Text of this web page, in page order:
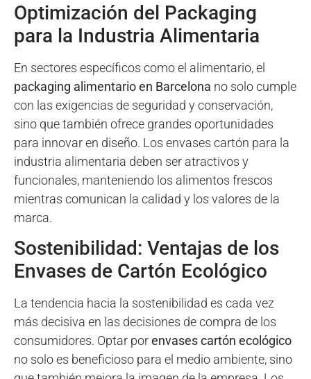
Optimización del Packaging
para la Industria Alimentaria
En sectores específicos como el alimentario, el
packaging alimentario en Barcelona no solo cumple
con las exigencias de seguridad y conservación,
sino que también ofrece grandes oportunidades
para innovar en diseño. Los envases cartón para la
industria alimentaria deben ser atractivos y
funcionales, manteniendo los alimentos frescos
mientras comunican la calidad y los valores de la
marca.
Sostenibilidad: Ventajas de los
Envases de Cartón Ecológico
La tendencia hacia la sostenibilidad es cada vez
más decisiva en las decisiones de compra de los
consumidores. Optar porenvases cartón ecológico
no solo es beneficioso para el medio ambiente, sino